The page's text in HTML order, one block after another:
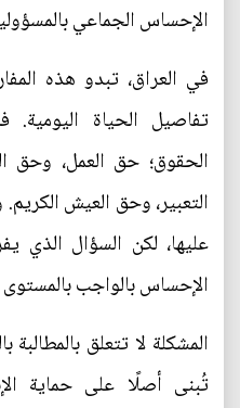
الإحساس الجماعي
في العراق، تبدو هذه
تفاصيل الحياة
الحقوق؛ حق العمل، وحق
التعبير، وحق العيش
عليها، لكن السؤال
الإحساس بالواجب
المشكلة لا تتعلق
تُبنى أصلًا على حماية